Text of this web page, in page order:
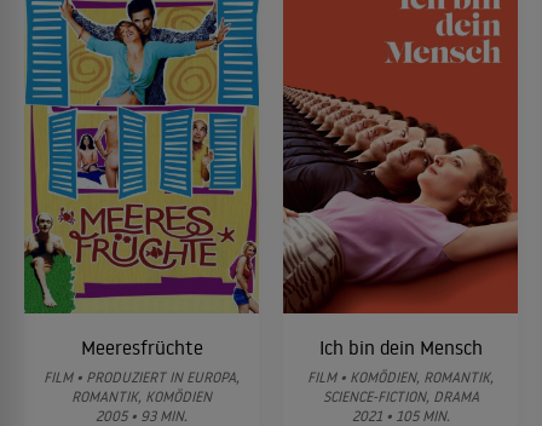
Meeresfrüchte
FILM • PRODUZIERT IN EUROPA,
ROMANTIK, KOMÖDIEN
2005 • 93 MIN.
Ich bin dein Mensch
FILM • KOMÖDIEN, ROMANTIK,
SCIENCE-FICTION, DRAMA
2021 • 105 MIN.